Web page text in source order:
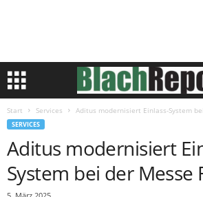
Start Services Aditus modernisiert Einlass-System
SERVICES
Aditus modernisiert
System bei der Messe